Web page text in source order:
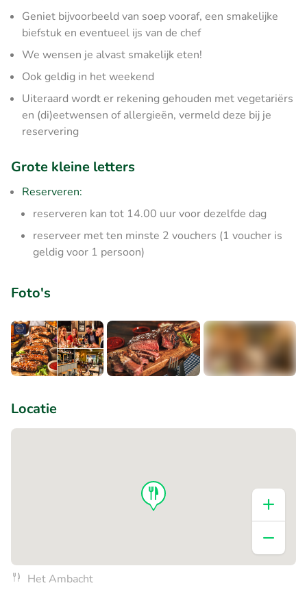
Geniet bijvoorbeeld van soep vooraf, een smakelijke
biefstuk en eventueel ijs van de chef
We wensen je alvast smakelijk eten!
Ook geldig in het weekend
Uiteraard wordt er rekening gehouden met vegetariërs
en (di)eetwensen of allergieën, vermeld deze bij je
reservering
Grote kleine letters
Reserveren:
reserveren kan tot 14.00 uur voor dezelfde dag
reserveer met ten minste 2 vouchers (1 voucher is
geldig voor 1 persoon)
Foto's
Locatie
Het Ambacht